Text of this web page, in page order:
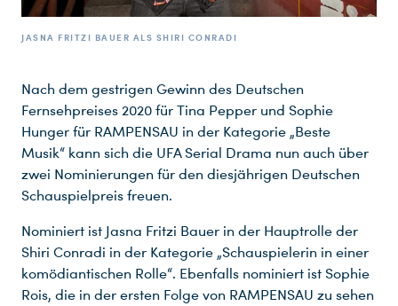
JASNA FRITZI BAUER ALS SHIRI CONRADI
Nach dem gestrigen Gewinn des Deutschen
Fernsehpreises 2020 für Tina Pepper und Sophie
Hunger für RAMPENSAU in der Kategorie „Beste
Musik“ kann sich die UFA Serial Drama nun auch über
zwei Nominierungen für den diesjährigen Deutschen
Schauspielpreis freuen.
Nominiert ist Jasna Fritzi Bauer in der Hauptrolle der
Shiri Conradi in der Kategorie „Schauspielerin in einer
komödiantischen Rolle“. Ebenfalls nominiert ist Sophie
Rois, die in der ersten Folge von RAMPENSAU zu sehen